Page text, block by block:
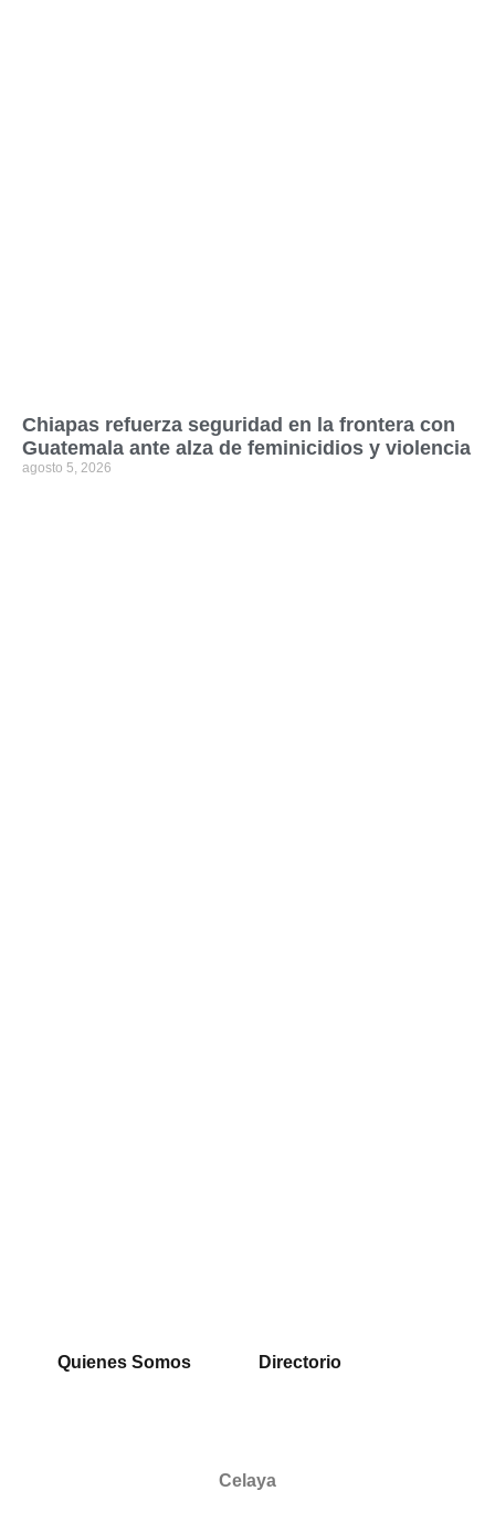
Chiapas refuerza seguridad en la frontera con
Guatemala ante alza de feminicidios y violencia
agosto 5, 2026
Quienes Somos Directorio
Celaya